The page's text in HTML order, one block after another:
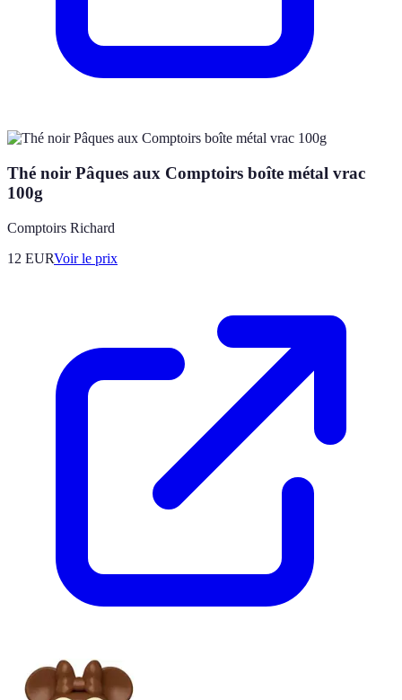
Thé noir Pâques aux Comptoirs boîte métal vrac
100g
Comptoirs Richard
12 EURVoir le prix